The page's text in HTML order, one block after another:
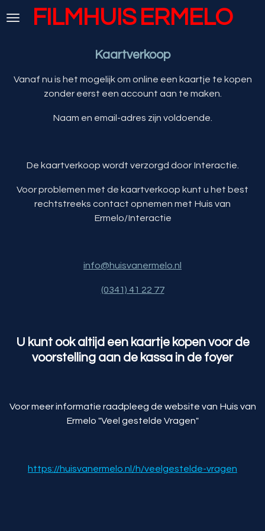
Ga
FILMHUIS ERMELO
Kaartverkoop
Vanaf nu is het mogelijk om online een kaartje te kopen
zonder eerst een account aan te maken.
Naam en email-adres zijn voldoende.
De kaartverkoop wordt verzorgd door Interactie.
Voor problemen met de kaartverkoop kunt u het best
rechtstreeks contact opnemen met Huis van
Ermelo/Interactie
info@huisvanermelo.nl
(0341) 41 22 77
U kunt ook altijd een kaartje kopen voor de
voorstelling aan de kassa in de foyer
Voor meer informatie raadpleeg de website van Huis van
Ermelo "Veel gestelde Vragen"
https://huisvanermelo.nl/h/veelgestelde-vragen